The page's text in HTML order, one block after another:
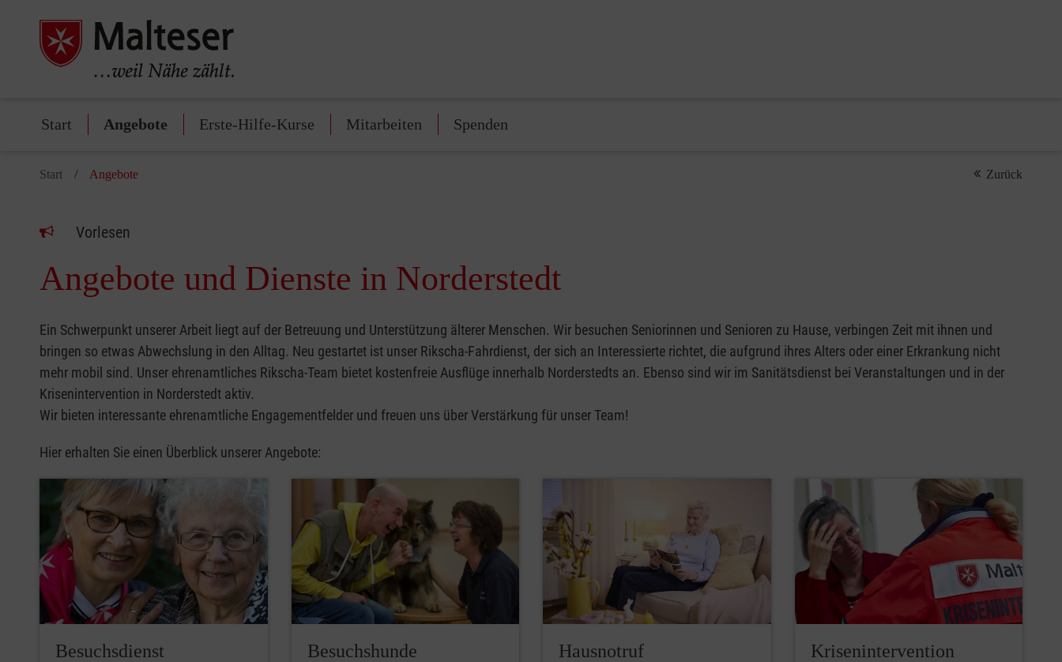
Start Angebote Erste-Hilfe-Kurse Mitarbeiten Spenden
Start Angebote Zurück
Vorlesen
Angebote und Dienste in Norderstedt
Ein Schwerpunkt unserer Arbeit liegt auf der Betreuung und Unterstützung älterer Menschen. Wir besuchen Seniorinnen und Senioren zu Hause, verbingen Zeit mit ihnen und
bringen so etwas Abwechslung in den Alltag. Neu gestartet ist unser Rikscha-Fahrdienst, der sich an Interessierte richtet, die aufgrund ihres Alters oder einer Erkrankung nicht
mehr mobil sind. Unser ehrenamtliches Rikscha-Team bietet kostenfreie Ausflüge innerhalb Norderstedts an. Ebenso sind wir im Sanitätsdienst bei Veranstaltungen und in der
Krisenintervention in Norderstedt aktiv.
Wir bieten interessante ehrenamtliche Engagementfelder und freuen uns über Verstärkung für unser Team!
Hier erhalten Sie einen Überblick unserer Angebote:
Besuchsdienst Besuchshunde Hausnotruf Krisenintervention